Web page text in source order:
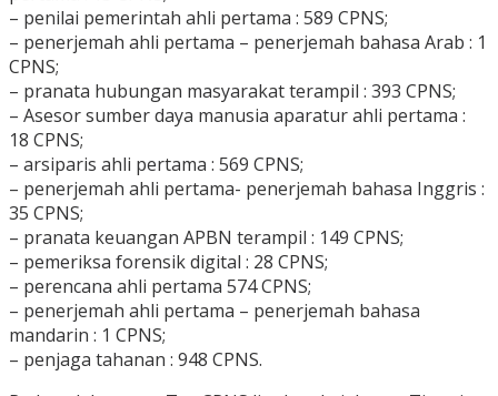
– ⁠penilai pemerintah ahli pertama : 589 CPNS;
– ⁠penerjemah ahli pertama – penerjemah bahasa Arab : 1
CPNS;
– ⁠pranata hubungan masyarakat terampil : 393 CPNS;
– ⁠Asesor sumber daya manusia aparatur ahli pertama :
18 CPNS;
– ⁠arsiparis ahli pertama : 569 CPNS;
– ⁠penerjemah ahli pertama- penerjemah bahasa Inggris :
35 CPNS;
– ⁠pranata keuangan APBN terampil : 149 CPNS;
– ⁠pemeriksa forensik digital : 28 CPNS;
– ⁠perencana ahli pertama 574 CPNS;
– ⁠penerjemah ahli pertama – penerjemah bahasa
mandarin : 1 CPNS;
– ⁠penjaga tahanan : 948 CPNS.